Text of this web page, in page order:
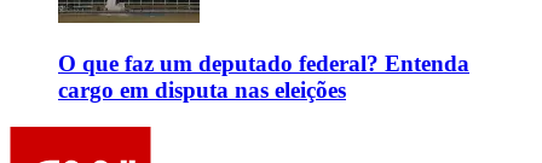
O que faz um deputado federal? Entenda
cargo em disputa nas eleições